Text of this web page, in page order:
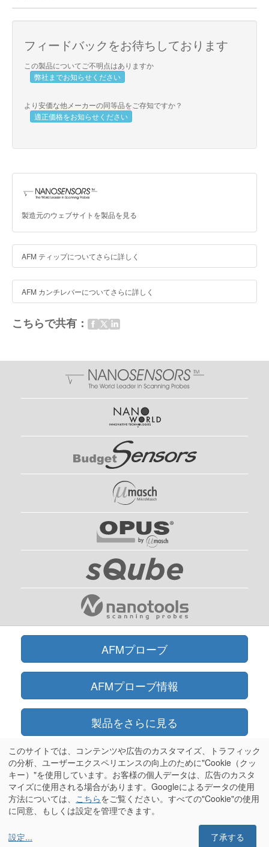
フィードバックをお待ちしております
この製品についてご不明点はありますか
弊社までお知らせください
より安価な他メーカーの同等品をご存知ですか？
適正価格をお知らせください
製造元のウェブサイトを製品を見る
AFM ティップについてさらに詳しく
AFM カンチレバーについてさらに詳しく
こちらで共有：
AFMプローブ
AFMプローブ情報
製品をさらに見る
オンラインショップ
情報
Olympus®はオリンパス株式会社の登録商標です
このサイトでは、コンテンツや広告のカスタマイズ、トラフィック
の分析、ユーザーエクスペリエンスの向上のために"Cookie（クッ
キー）"を使用しています。お客様の個人データは、広告のカスタ
マイズに使用される場合があります。Googleによるデータの使用
方法については、 こちらをご覧ください。すべての"Cookie"の使用
に同意、もしくは設定を管理できます。
設定... 了承する